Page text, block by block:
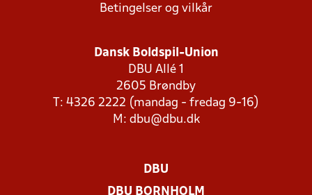
Betingelser og vilkår
Dansk Boldspil-Union
DBU Allé 1
2605 Brøndby
T: 4326 2222 (mandag - fredag 9-16)
M: dbu@dbu.dk
DBU
DBU BORNHOLM